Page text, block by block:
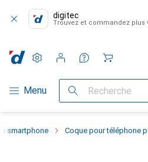
digitec
Trouvez et commandez plus
Navigation par catégorie
Menu Recherche
Paramètres
Compte client
Listes de comparaison
Listes d'envies
Panier
smartphone Coque pour téléphone